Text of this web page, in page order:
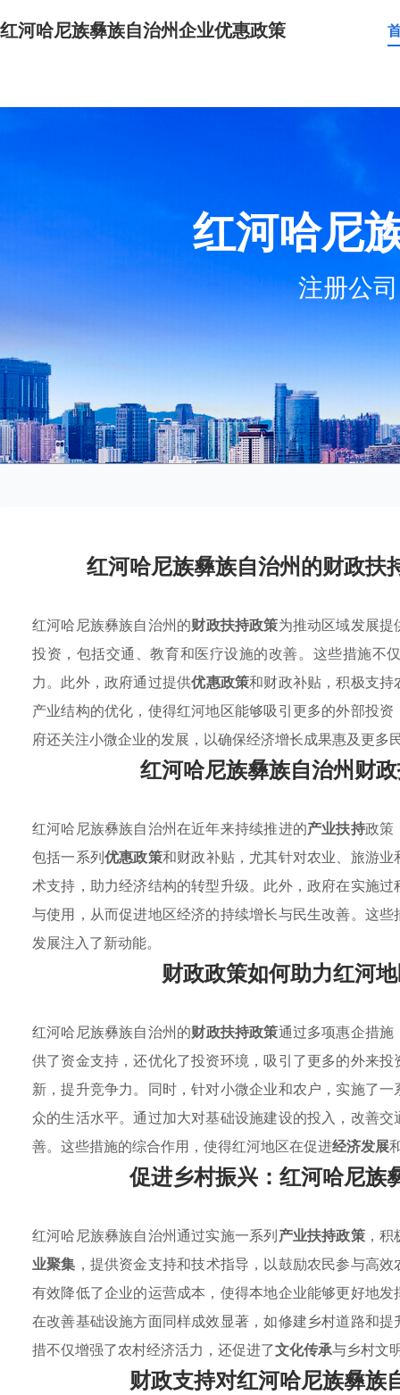
红河哈尼族彝族自治州企业优惠政策
红河哈尼
注册公
红河哈尼族彝族自治州的财政扶
红河哈尼族彝族自治州的财政扶持政策为推动区域发展
投资，包括交通、教育和医疗设施的改善。这些措施不
力。此外，政府通过提供优惠政策和财政补贴，积极支
产业结构的优化，使得红河地区能够吸引更多的外部投
府还关注小微企业的发展，以确保经济增长成果惠及更多
红河哈尼族彝族自治州财
红河哈尼族彝族自治州在近年来持续推进的产业扶持政策
包括一系列优惠政策和财政补贴，尤其针对农业、旅游
术支持，助力经济结构的转型升级。此外，政府在实施
与使用，从而促进地区经济的持续增长与民生改善。这
发展注入了新动能。
财政政策如何助力红河
红河哈尼族彝族自治州的财政扶持政策通过多项惠企措
供了资金支持，还优化了投资环境，吸引了更多的外来
新，提升竞争力。同时，针对小微企业和农户，实施了
众的生活水平。通过加大对基础设施建设的投入，改善
善。这些措施的综合作用，使得红河地区在促进经济发展
促进乡村振兴：红河哈尼族
红河哈尼族彝族自治州通过实施一系列产业扶持政策，积
业聚集 ，提供资金支持和技术指导，以鼓励农民参与高
有效降低了企业的运营成本，使得本地企业能够更好地
在改善基础设施方面同样成效显著，如修建乡村道路和
措不仅增强了农村经济活力，还促进了文化传承与乡村文
财政支持对红河哈尼族彝族